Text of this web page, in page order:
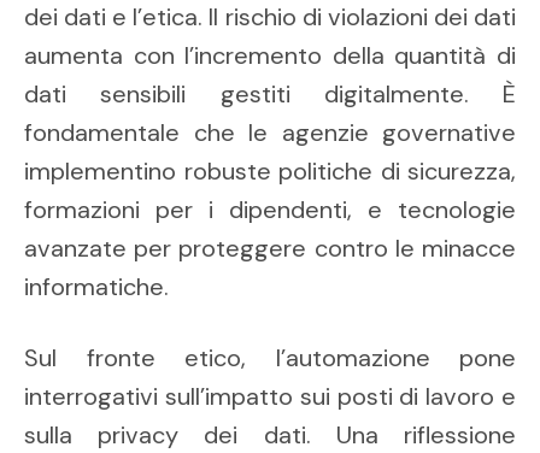
dei dati e l’etica. Il rischio di violazioni dei dati
aumenta con l’incremento della quantità di
dati sensibili gestiti digitalmente. È
fondamentale che le agenzie governative
implementino robuste politiche di sicurezza,
formazioni per i dipendenti, e tecnologie
avanzate per proteggere contro le minacce
informatiche.
Sul fronte etico, l’automazione pone
interrogativi sull’impatto sui posti di lavoro e
sulla privacy dei dati. Una riflessione